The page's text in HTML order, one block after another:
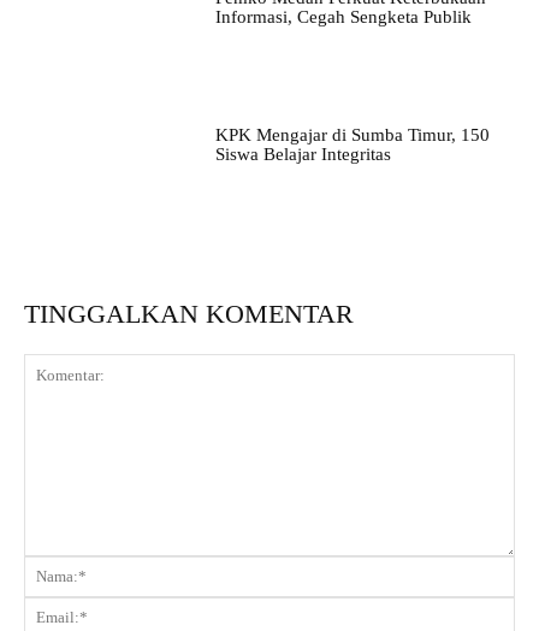
Informasi, Cegah Sengketa Publik
KPK Mengajar di Sumba Timur, 150
Siswa Belajar Integritas
TINGGALKAN KOMENTAR
Komentar: